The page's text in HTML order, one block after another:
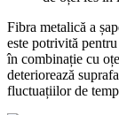
Fibra metalică a
este potrivită
în combinație cu
deteriorează
fluctuațiilor de